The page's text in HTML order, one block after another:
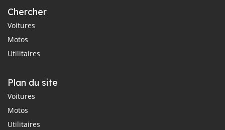
Chercher
Voitures
Motos
Utilitaires
Plan du site
Voitures
Motos
Utilitaires